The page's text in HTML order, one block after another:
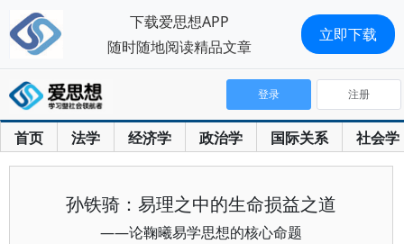
首页 法学 经济学 政治学 国际关系 社会学
登录 注册
孙铁骑：易理之中的生命损益之道
——论鞠曦易学思想的核心命题
下载爱思想APP
随时随地阅读精品文章
立即下载